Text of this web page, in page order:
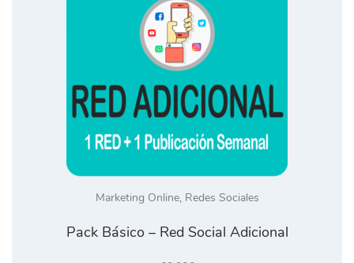
Marketing Online, Redes Sociales
Pack Básico – Red Social Adicional